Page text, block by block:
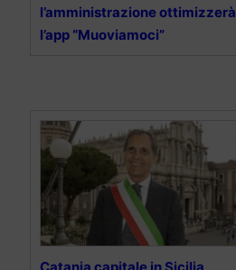
l’amministrazione ottimizzerà
l’app “Muoviamoci”